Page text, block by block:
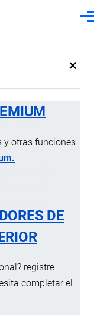
×
y otras funciones
DE
registre
completar el
Ecuador.